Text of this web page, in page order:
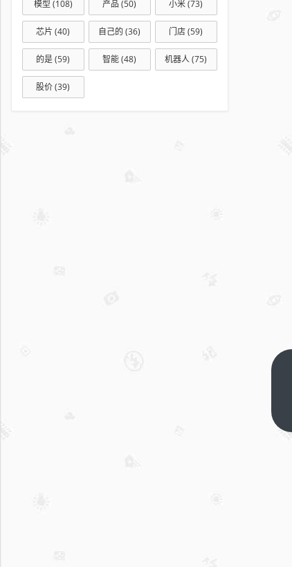
模型 (108) 产品 (50) 小米(73)
芯片 (40) 自己的 (36) 门店(59)
的是(59) 智能(48) 机器人(75)
股价(39)